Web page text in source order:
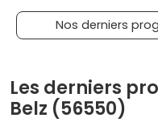
Nos derniers
Les derniers
Belz (56550)